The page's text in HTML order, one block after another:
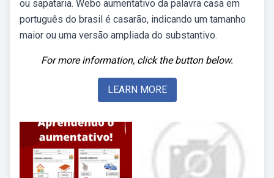
ou sapataria. Webo aumentativo da palavra casa em
português do brasil é casarão, indicando um tamanho
maior ou uma versão ampliada do substantivo.
For more information, click the button below.
LEARN MORE